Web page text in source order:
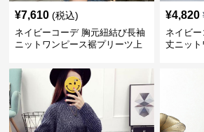
¥7,610 (税込)
ネイビーコーデ 胸元紐結び長袖
ニットワンピース裾プリーツ上
¥4,820
ネイビ
丈ニッ